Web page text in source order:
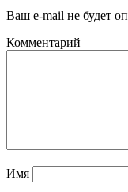
Ваш e-mail не будет
Комментарий
Имя